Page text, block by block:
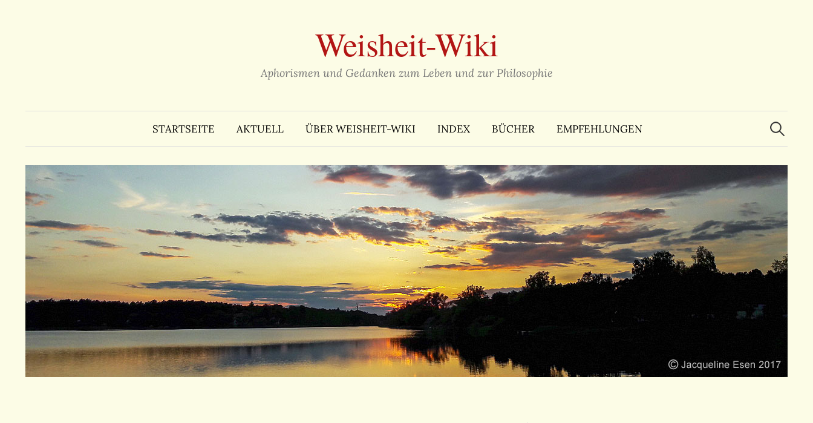
Weisheit-Wiki
Aphorismen und Gedanken zum Leben und zur Philosophie
STARTSEITE AKTUELL ÜBER WEISHEIT-WIKI INDEX BÜCHER EMPFEHLUNGEN
Suchen
nach: